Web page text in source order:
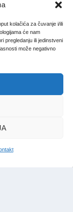
kolačića za čuvanje i/ili
će nam
pregledanju ili jedinstveni
može negativno